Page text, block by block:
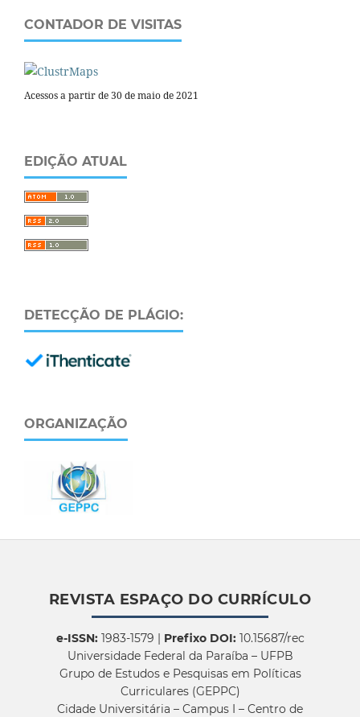
CONTADOR DE VISITAS
Acessos a partir de 30 de maio de 2021
EDIÇÃO ATUAL
DETECÇÃO DE PLÁGIO:
ORGANIZAÇÃO
REVISTA ESPAÇO DO CURRÍCULO
e-ISSN:1983-1579 | Prefixo DOI:10.15687/rec
Universidade Federal da Paraíba – UFPB
Grupo de Estudos e Pesquisas em Políticas
Curriculares (GEPPC)
Cidade Universitária – Campus I – Centro de